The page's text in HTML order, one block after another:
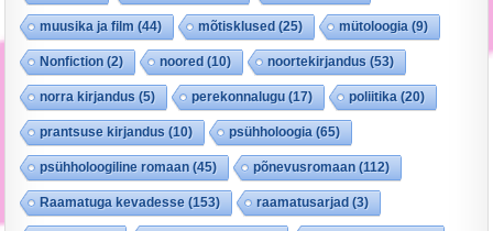
muusika ja film (44) mõtisklused (25) mütoloogia (9)
Nonfiction (2) noored (10) noortekirjandus (53)
norra kirjandus (5) perekonnalugu (17) poliitika (20)
prantsuse kirjandus (10) psühholoogia (65)
psühholoogiline romaan (45) põnevusromaan (112)
Raamatuga kevadesse (153) raamatusarjad (3)